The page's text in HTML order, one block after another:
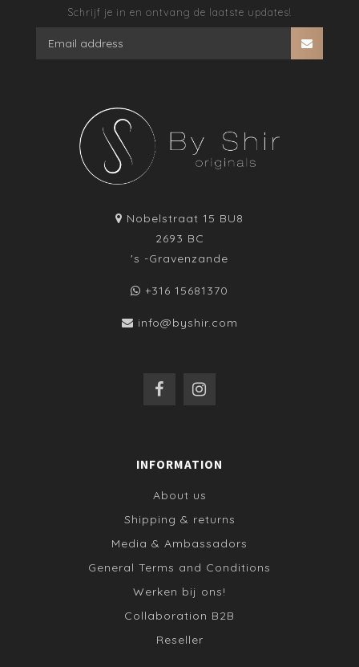
Schrijf je in en ontvang de laatste updates!
Nobelstraat 15 BU8
2693 BC
's -Gravenzande
+316 15681370
info@byshir.com
INFORMATION
About us
Shipping & returns
Media & Ambassadors
General Terms and Conditions
Werken bij ons!
Collaboration B2B
Reseller